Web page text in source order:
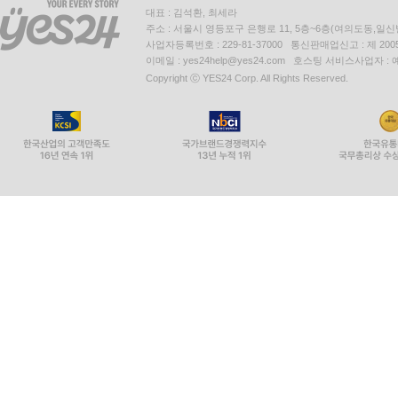
대표 : 김석환, 최세라
주소 : 서울시 영등포구 은행로 11, 5층~6층(여의도동,일신
사업자등록번호 : 229-81-37000 통신판매업신고 : 제
이메일 : yes24help@yes24.com 호스팅 서비스사업자 :
Copyright ⓒ YES24 Corp. All Rights Reserved.